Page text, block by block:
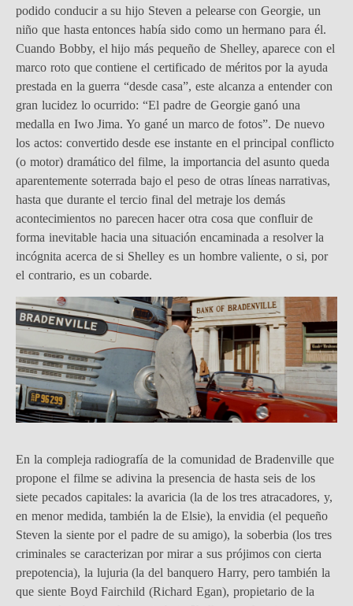
podido conducir a su hijo Steven a pelearse con Georgie, un
niño que hasta entonces había sido como un hermano para él.
Cuando Bobby, el hijo más pequeño de Shelley, aparece con el
marco roto que contiene el certificado de méritos por la ayuda
prestada en la guerra “desde casa”, este alcanza a entender con
gran lucidez lo ocurrido: “El padre de Georgie ganó una
medalla en Iwo Jima. Yo gané un marco de fotos”. De nuevo
los actos: convertido desde ese instante en el principal conflicto
(o motor) dramático del filme, la importancia del asunto queda
aparentemente soterrada bajo el peso de otras líneas narrativas,
hasta que durante el tercio final del metraje los demás
acontecimientos no parecen hacer otra cosa que confluir de
forma inevitable hacia una situación encaminada a resolver la
incógnita acerca de si Shelley es un hombre valiente, o si, por
el contrario, es un cobarde.
En la compleja radiografía de la comunidad de Bradenville que
propone el filme se adivina la presencia de hasta seis de los
siete pecados capitales: la avaricia (la de los tres atracadores, y,
en menor medida, también la de Elsie), la envidia (el pequeño
Steven la siente por el padre de su amigo), la soberbia (los tres
criminales se caracterizan por mirar a sus prójimos con cierta
prepotencia), la lujuria (la del banquero Harry, pero también la
que siente Boyd Fairchild (Richard Egan), propietario de la